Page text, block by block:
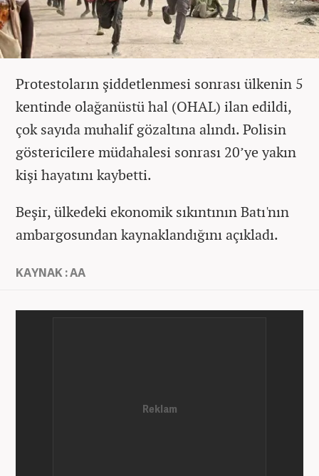
Protestoların şiddetlenmesi sonrası ülkenin 5
kentinde olağanüstü hal (OHAL) ilan edildi,
çok sayıda muhalif gözaltına alındı. Polisin
göstericilere müdahalesi sonrası 20’ye yakın
kişi hayatını kaybetti.
Beşir, ülkedeki ekonomik sıkıntının Batı'nın
ambargosundan kaynaklandığını açıkladı.
KAYNAK : AA